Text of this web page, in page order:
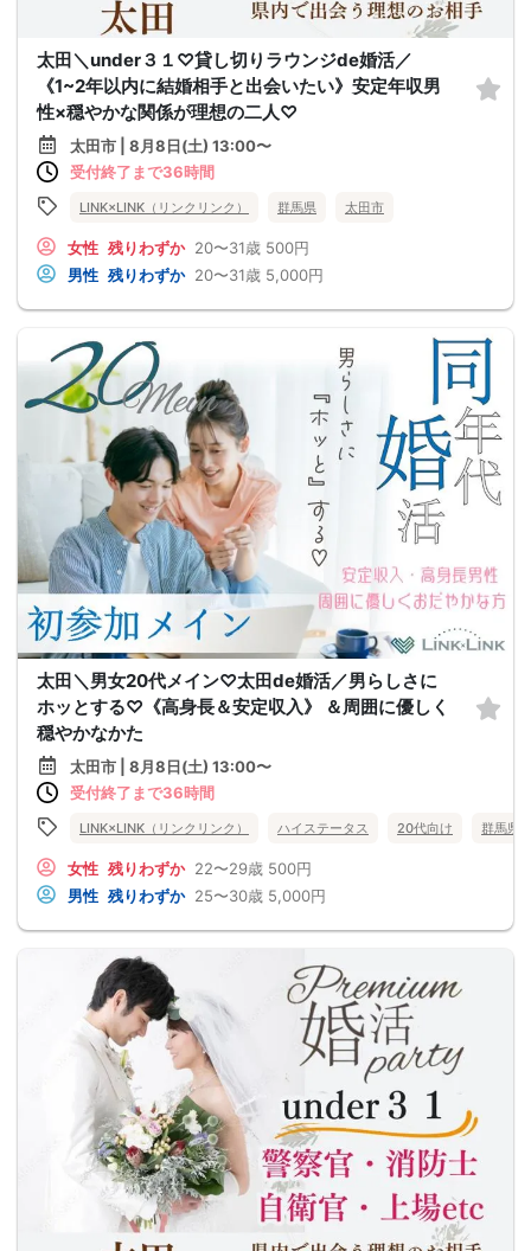
太田＼under３１♡貸し切りラウンジde婚活／
《1~2年以内に結婚相手と出会いたい》安定年収男
性×穏やかな関係が理想の二人♡
太田市 | 8月8日(土) 13:00〜
受付終了まで36時間
LINK×LINK（リンクリンク） 群馬県 太田市
女性 残りわずか 20〜31歳 500円
男性 残りわずか 20〜31歳 5,000円
太田＼男女20代メイン♡太田de婚活／男らしさに
ホッとする♡《高身長＆安定収入》 ＆周囲に優しく
穏やかなかた
太田市 | 8月8日(土) 13:00〜
受付終了まで36時間
LINK×LINK（リンクリンク） ハイステータス 20代向け 群馬県
女性 残りわずか 22〜29歳 500円
男性 残りわずか 25〜30歳 5,000円